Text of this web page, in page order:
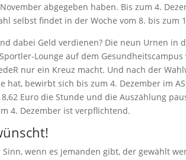
abgegeben haben. Bis zum 4.
selbst findet in der Woche vom 8. bis zum
dabei Geld verdienen? Die neun Urnen in
Lounge auf dem
nur ein Kreuz macht. Und nach der
hat, bewirbt sich bis zum 4. Dezember im
Euro die Stunde und die Auszählung
4. Dezember ist verpflichtend.
wenn es jemanden gibt, der gewählt